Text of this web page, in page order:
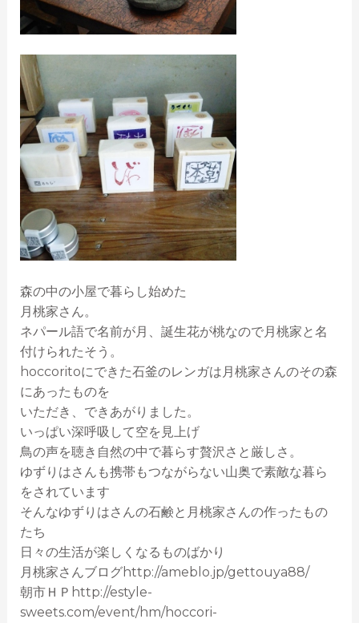
森の中の小屋で暮らし始めた
月桃家さん。
ネパール語で名前が月、誕生花が桃なので月桃家と名
付けられたそう。
hoccoritoにできた石釜のレンガは月桃家さんのその森
にあったものを
いただき、できあがりました。
いっぱい深呼吸して空を見上げ
鳥の声を聴き自然の中で暮らす贅沢さと厳しさ。
ゆずりはさんも携帯もつながらない山奥で素敵な暮ら
をされています
そんなゆずりはさんの石鹸と月桃家さんの作ったもの
たち
日々の生活が楽しくなるものばかり
月桃家さんブログhttp://ameblo.jp/gettouya88/
朝市ＨＰhttp://estyle-
sweets.com/event/hm/hoccori-